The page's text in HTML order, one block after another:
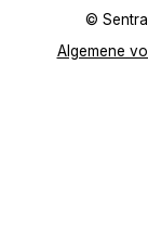
Algemene
©